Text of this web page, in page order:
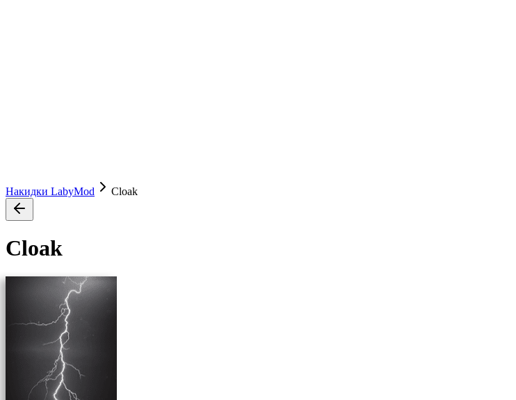
Накидки LabyMod Cloak
Cloak